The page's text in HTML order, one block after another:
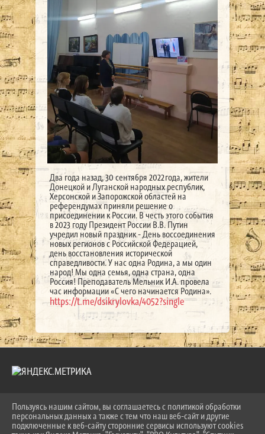
Два года назад, 30 сентября 2022года, жители
Донецкой и Луганской народных республик,
Херсонской и Запорожской областей на
референдумах приняли решение о
присоединении к России. В честь этого события
в 2023 году Президент России В.В. Путин
учредил новый праздник - День воссоединения
новых регионов с Российской Федерацией,
день восстановления исторической
справедливости. У нас одна Родина, а мы один
народ! Мы одна семья, одна страна, одна
Россия! Преподаватель Мельник И.А. провела
час информации «С чего начинается Родина».
https://t.me/dsikrylovka/4052?single
2026 Г. LKDSHI.RU
ВХОД
КАРТА САЙТА
Пользуясь нашим сайтом, вы соглашаетесь с политикой обработки
персональных данных а также с тем что наш веб-сайт и другие
подключенные к веб-сайту сторонние сервисы используют cookies